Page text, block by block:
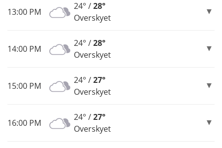
13:00 PM
24° /28°
Overskyet
14:00 PM
24° /28°
Overskyet
15:00 PM
24° /27°
Overskyet
16:00 PM
24° /27°
Overskyet